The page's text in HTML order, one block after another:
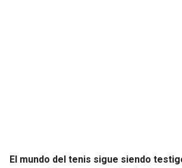
El mundo del tenis sigue siendo